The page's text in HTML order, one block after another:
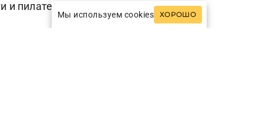
пилатеса.
Мы используем cookies ХОРОШО